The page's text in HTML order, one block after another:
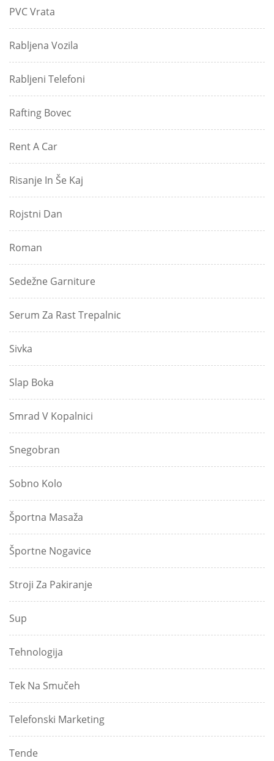
PVC Vrata
Rabljena Vozila
Rabljeni Telefoni
Rafting Bovec
Rent A Car
Risanje In Še Kaj
Rojstni Dan
Roman
Sedežne Garniture
Serum Za Rast Trepalnic
Sivka
Slap Boka
Smrad V Kopalnici
Snegobran
Sobno Kolo
Športna Masaža
Športne Nogavice
Stroji Za Pakiranje
Sup
Tehnologija
Tek Na Smučeh
Telefonski Marketing
Tende